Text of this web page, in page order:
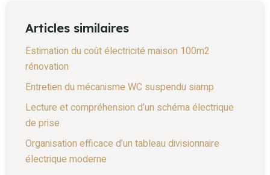
Articles similaires
Estimation du coût électricité maison 100m2
rénovation
Entretien du mécanisme WC suspendu siamp
Lecture et compréhension d’un schéma électrique
de prise
Organisation efficace d’un tableau divisionnaire
électrique moderne